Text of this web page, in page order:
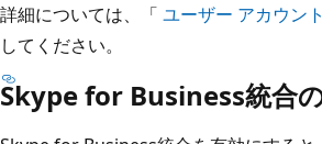
詳細については、「 ユーザー アカウン
してください。
Skype for Business統合